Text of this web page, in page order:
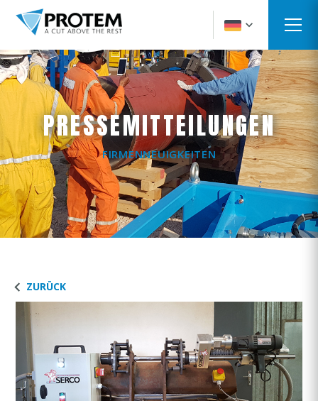
PRESSEMITTEILUNGEN
FIRMENNEUIGKEITEN
ZURÜCK